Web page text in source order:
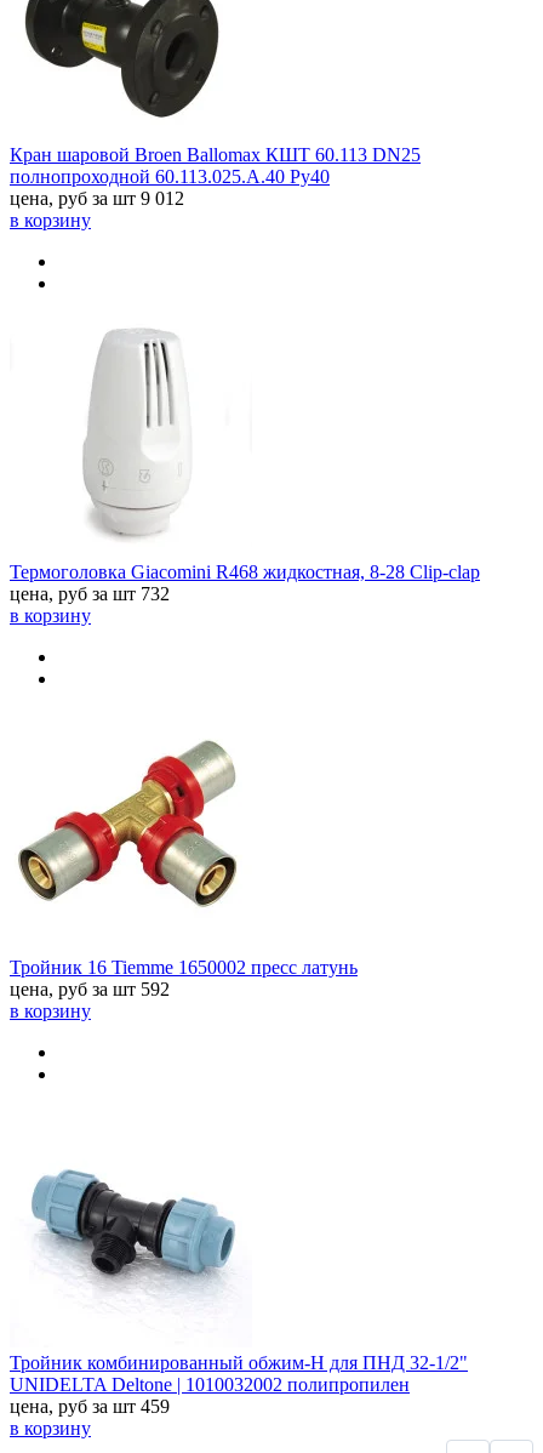
Кран шаровой Broen Ballomax КШТ 60.113 DN25
полнопроходной 60.113.025.А.40 Ру40
цена, руб за шт 9 012
в корзину
Термоголовка Giacomini R468 жидкостная, 8-28 Clip-clap
цена, руб за шт 732
в корзину
Тройник 16 Tiemme 1650002 пресс латунь
цена, руб за шт 592
в корзину
Тройник комбинированный обжим-Н для ПНД 32-1/2"
UNIDELTA Deltone | 1010032002 полипропилен
цена, руб за шт 459
в корзину